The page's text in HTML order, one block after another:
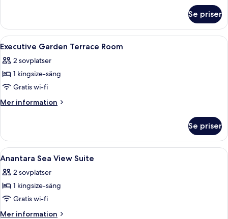
Sea
View
Suite
Se priser
Öppna
alla
foton
för
Executive
Garden
Ett hotellrum med en stor säng, ett
4
Executive Garden Terrace Room
2 sovplatser
1 kingsize-säng
Gratis wi-fi
Mer information
Mer
Garden
Terrace
Room
Se priser
Öppna
alla
foton
för
Anantara
Sea
Ett hotellrum med en stor säng, en
4
Anantara Sea View Suite
2 sovplatser
1 kingsize-säng
Gratis wi-fi
Mer information
Mer